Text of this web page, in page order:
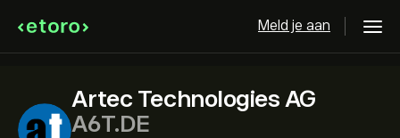
Meld je aan
Artec Technologies AG
A6T.DE